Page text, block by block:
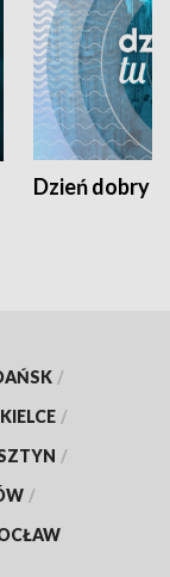
Dzień dobry
/
KIELCE /
/
/